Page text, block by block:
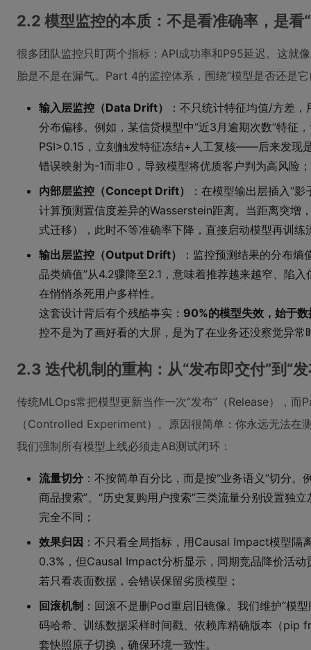
2.2 模型监控的本质：不是看准确率，是看
很多团队监控只盯两个指标：API成功率和P95延迟。这就
胎是不是在漏气。Part 4的监控体系，围绕“模型是否还是
输入层监控（Data Drift）
：不只统计特征均值/方差
分布偏移。例如，某信贷模型中“近3月逾期次数”特征
PSI>0.15，立刻触发特征冻结+人工复核——后来发现
错误映射为-1而非0，导致模型将优质客户判为高风险；
内部层监控（Concept Drift）
：在模型输出层插入“
计算预测置信度差异的Wasserstein距离。当距离突增
式迁移），此时不等准确率下降，直接启动模型再训练
输出层监控（Output Drift）
：监控预测结果的分布
品类熵值”从4.2骤降至2.1，意味着推荐越来越窄、陷
在悄悄杀死用户多样性。
这套设计背后有个残酷事实： 90%的模型失效，始于
控不是为了画好看的大屏，是为了在业务还没察觉异常
2.3 迭代机制的重构：从“发布即交付”到“
传统MLOps常把模型更新当作一次“发布”（Release），而
（Controlled Experiment）。原因很简单：你永远无法在
我们强制所有模型上线必须走AB测试闭环：
流量切分 ：不按简单百分比，而是按“业务语义”切分
商品搜索”、“历史复购用户搜索”三类流量分别设置独
完全不同；
效果归因 ：不只看全局指标，用Causal Impact模型隔
0.3%，但Causal Impact分析显示，同期竞品降价活
若只看表面数据，会错误保留劣质模型；
回滚机制 ：回滚不是删Pod重启旧镜像。我们维护“模
码哈希、训练数据采样时间戳、依赖库精确版本（
套快照原子切换，确保环境一致性。